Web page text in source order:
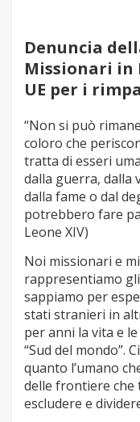
Denuncia
Missionari in
UE per i
“Non si può
coloro che
tratta di esseri
dalla guerra, dalla
dalla fame o dal
potrebbero fare
Leone XIV)
Noi missionari e
rappresentiamo
sappiamo per
stati stranieri in
per anni la vita e
“Sud del mondo”.
quanto l’umano
delle frontiere che
escludere e